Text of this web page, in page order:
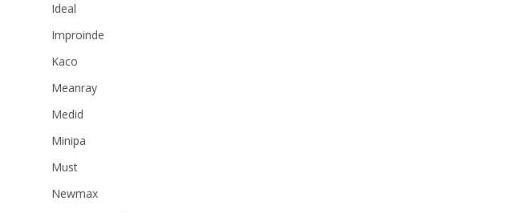
Ideal
Improinde
Kaco
Meanray
Medid
Minipa
Must
Newmax